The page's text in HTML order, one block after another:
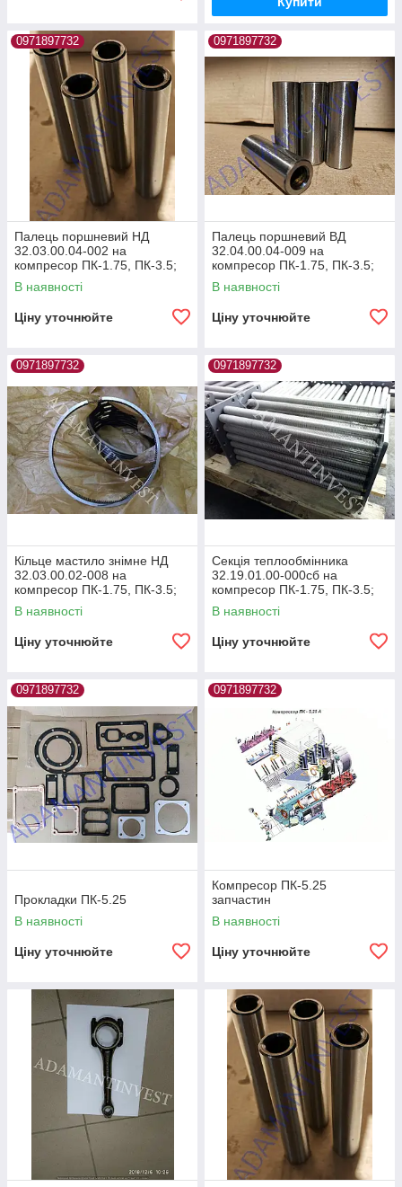
0971897732
Палець поршневий НД
32.03.00.04-002 на
компресор ПК-1.75, ПК-3.5;
ПК-5.25, ПКС-1.75, ПКС-3.5,
ПКСД
В наявності
Ціну уточнюйте
0971897732
Палець поршневий ВД
32.04.00.04-009 на
компресор ПК-1.75, ПК-3.5;
ПК-5.25, ПКС-1.75, ПКС-3.5,
ПКСД
В наявності
Ціну уточнюйте
0971897732
Кільце мастило знімне НД
32.03.00.02-008 на
компресор ПК-1.75, ПК-3.5;
ПК-5.25, ПКС-1.75, ПКС-3.5
В наявності
Ціну уточнюйте
0971897732
Секція теплообмінника
32.19.01.00-000сб на
компресор ПК-1.75, ПК-3.5;
ПК-5.25, ПКС-1.75, ПКС-3.5
В наявності
Ціну уточнюйте
0971897732
Прокладки ПК-5.25
В наявності
Ціну уточнюйте
0971897732
Компресор ПК-5.25
запчастин
В наявності
Ціну уточнюйте